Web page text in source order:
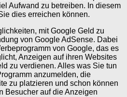
Aufwand zu betreiben. In diesem
dies erreichen können.
mit Google Geld zu
von Google AdSense. Dabei
von Google, das es
Anzeigen auf ihren Websites
zu verdienen. Alles was Sie tun
anzumelden, die
zu platzieren und schon können
Besucher auf die Anzeigen